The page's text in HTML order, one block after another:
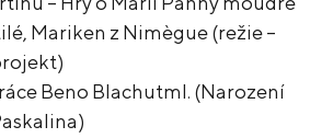
Mariken z Nimègue (režie –
Beno Blachutml. (Narození